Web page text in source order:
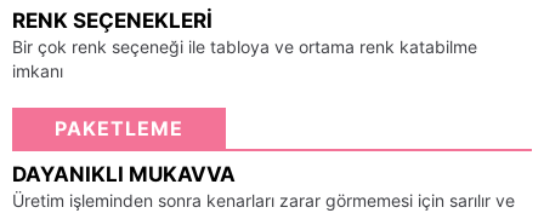
RENK SEÇENEKLERI
Bir çok renk seçeneği ile tabloya ve ortama renk katabilme
imkanı
PAKETLEME
DAYANIKLI MUKAVVA
Üretim işleminden sonra kenarları zarar görmemesi için sarılır ve